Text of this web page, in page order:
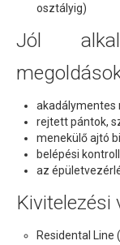
osztályig)
Jól
akadálymentes
rejtett pántok,
menekülő ajtó
belépési
az
Kivitelezési
Residental Line